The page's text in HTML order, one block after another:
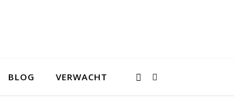
BLOG VERWACHT